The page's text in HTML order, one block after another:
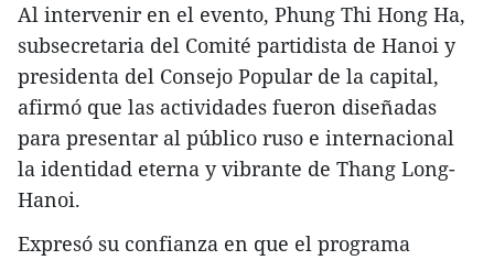
Al intervenir en el evento, Phung Thi Hong Ha,
subsecretaria del Comité partidista de Hanoi y
presidenta del Consejo Popular de la capital,
afirmó que las actividades fueron diseñadas
para presentar al público ruso e internacional
la identidad eterna y vibrante de Thang Long-
Hanoi.
Expresó su confianza en que el programa